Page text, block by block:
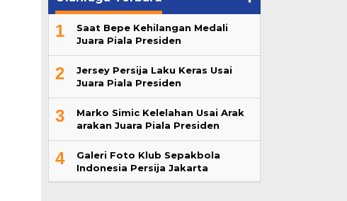
1
Saat Bepe Kehilangan Medali
Juara Piala Presiden
2
Jersey Persija Laku Keras Usai
Juara Piala Presiden
3
Marko Simic Kelelahan Usai Arak
arakan Juara Piala Presiden
4
Galeri Foto Klub Sepakbola
Indonesia Persija Jakarta